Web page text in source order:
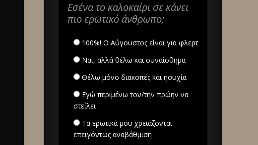
Εσένα το καλοκαίρι σε κάνει
πιο ερωτικό άνθρωπο;
100%! Ο Αύγουστος είναι για φλερτ
Ναι, αλλά θέλω και συναίσθημα
Θέλω μόνο διακοπές και ησυχία
Εγώ περιμένω τον/την πρώην να
στείλει
Τα ερωτικά μου χρειάζονται
επειγόντως αναβάθμιση